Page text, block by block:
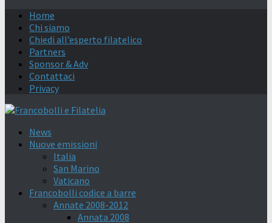
Home
Chi siamo
Chiedi all’esperto filatelico
Partners
Sponsor & Adv
Contattaci
Privacy
News
Nuove emissioni
Italia
San Marino
Vaticano
Francobolli codice a barre
Annate 2008-2012
Annata 2008